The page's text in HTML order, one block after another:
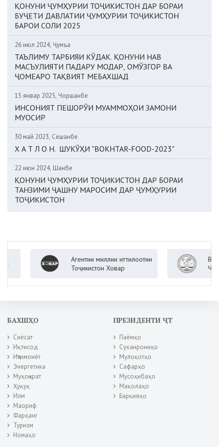
ҚОНУНИ ҶУМҲУРИИ ТОҶИКИСТОН ДАР БОРАИ
БУҶЕТИ ДАВЛАТИИ ҶУМҲУРИИ ТОҶИКИСТОН
БАРОИ СОЛИ 2025
26 июл 2024, Ҷумъа
ТАЪЛИМУ ТАРБИЯИ КӮДАК. ҚОНУНИ НАВ
МАСЪУЛИЯТИ ПАДАРУ МОДАР, ОМӮЗГОР ВА
ҶОМЕАРО ТАҚВИЯТ МЕБАХШАД
15 январ 2025, Чоршанбе
ИНСОНИЯТ ПЕШОРӮИ МУАММОҲОИ ЗАМОНИ
МУОСИР
30 май 2023, Сешанбе
Х А Т Л О Н. ШУКӮҲИ "BOKHTAR-FOOD-2023"
22 июн 2024, Шанбе
ҚОНУНИ ҶУМҲУРИИ ТОҶИКИСТОН ДАР БОРАИ
ТАНЗИМИ ҶАШНУ МАРОСИМ ДАР ҶУМҲУРИИ
ТОҶИКИСТОН
Агентии миллии иттилоотии
Тоҷикистон Ховар
Вазорати
Ҷумҳурии
БАХШҲО
Сиёсат
Иқтисод
Иҷтимоиёт
Энергетика
Муҳоҷират
Ҳуқуқ
Илм
Маориф
Фарҳанг
Туризм
Номаҳо
ПРЕЗИДЕНТИ ҶТ
Паёмҳо
Суханрониҳо
Мулоқотҳо
Сафарҳо
Мусоҳибаҳо
Мақолаҳо
Барқияҳо